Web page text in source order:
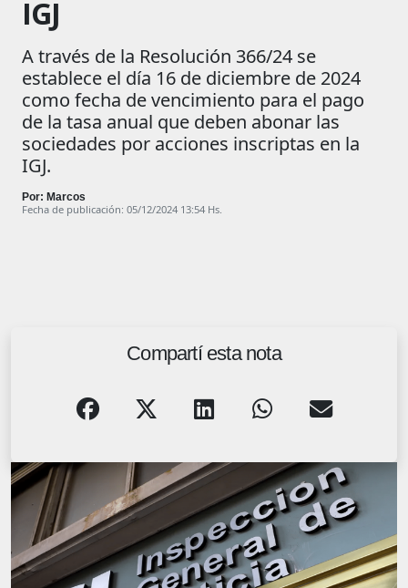
IGJ
A través de la Resolución 366/24 se
establece el día 16 de diciembre de 2024
como fecha de vencimiento para el pago
de la tasa anual que deben abonar las
sociedades por acciones inscriptas en la
IGJ.
Por: Marcos
Fecha de publicación: 05/12/2024 13:54 Hs.
Compartí esta nota